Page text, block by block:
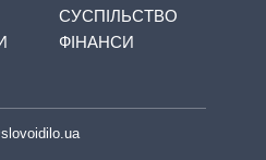
СУСПІЛЬСТВО
ФІНАНСИ